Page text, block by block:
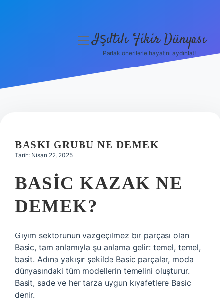
menüyüIşıltılı Fikir Dünyası
Parlak önerilerle hayatını aydınlat!
BASKI GRUBU NE DEMEK
Tarih: Nisan 22, 2025
BASIC KAZAK NE
DEMEK?
Giyim sektörünün vazgeçilmez bir parçası olan
Basic, tam anlamıyla şu anlama gelir: temel, temel,
basit. Adına yakışır şekilde Basic parçalar, moda
dünyasındaki tüm modellerin temelini oluşturur.
Basit, sade ve her tarza uygun kıyafetlere Basic
denir.